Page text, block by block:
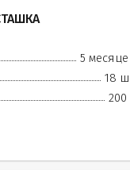
5
18
200